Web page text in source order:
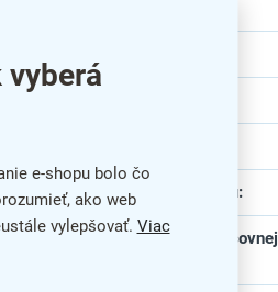
vyberá
e-shopu bolo čo
ako web
vylepšovať. Viac
pripevniť aj
dajú
príplatok.
magnetické.
Materiál rámu:
Rozmery pracovnej